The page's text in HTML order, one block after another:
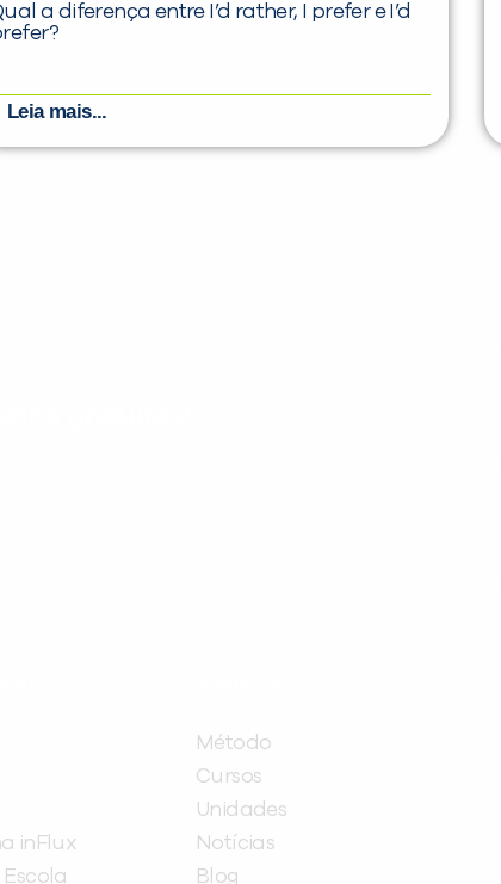
a diferença entre I’d rather, I prefer e I’d
Leia mais...
inFlux
Escola
Método
Cursos
Unidades
Notícias
Blog